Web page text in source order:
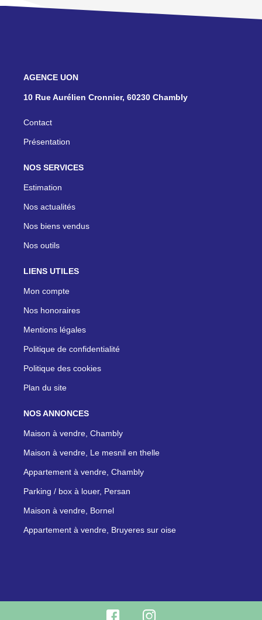
NOS AGENCES
10 Rue Aurélien Cronnier, 60230 Chambly
Contact
Présentation
NOS SERVICES
Estimation
Nos actualités
Nos biens vendus
Nos outils
LIENS UTILES
Mon compte
Nos honoraires
Mentions légales
Politique de confidentialité
Politique des cookies
Plan du site
NOS ANNONCES
Maison à vendre, Chambly
Maison à vendre, Le mesnil en thelle
Appartement à vendre, Chambly
Parking / box à louer, Persan
Maison à vendre, Bornel
Appartement à vendre, Bruyeres sur oise